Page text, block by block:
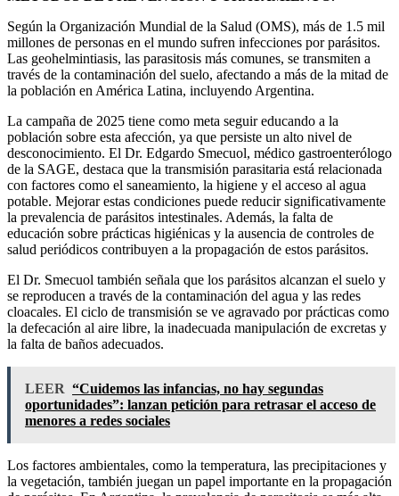
Según la Organización Mundial de la Salud (OMS), más de 1.5 mil
millones de personas en el mundo sufren infecciones por parásitos.
Las geohelmintiasis, las parasitosis más comunes, se transmiten a
través de la contaminación del suelo, afectando a más de la mitad de
la población en América Latina, incluyendo Argentina.
La campaña de 2025 tiene como meta seguir educando a la
población sobre esta afección, ya que persiste un alto nivel de
desconocimiento. El Dr. Edgardo Smecuol, médico gastroenterólogo
de la SAGE, destaca que la transmisión parasitaria está relacionada
con factores como el saneamiento, la higiene y el acceso al agua
potable. Mejorar estas condiciones puede reducir significativamente
la prevalencia de parásitos intestinales. Además, la falta de
educación sobre prácticas higiénicas y la ausencia de controles de
salud periódicos contribuyen a la propagación de estos parásitos.
El Dr. Smecuol también señala que los parásitos alcanzan el suelo y
se reproducen a través de la contaminación del agua y las redes
cloacales. El ciclo de transmisión se ve agravado por prácticas como
la defecación al aire libre, la inadecuada manipulación de excretas y
la falta de baños adecuados.
LEER “Cuidemos las infancias, no hay segundas
oportunidades”: lanzan petición para retrasar el acceso de
menores a redes sociales
Los factores ambientales, como la temperatura, las precipitaciones y
la vegetación, también juegan un papel importante en la propagación